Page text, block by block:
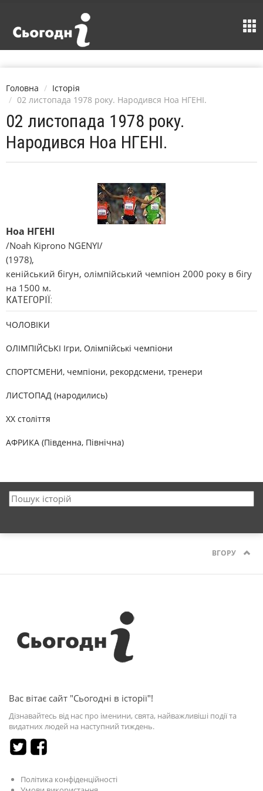
Головна
Історія
02 листопада 1978 року. Народився Ноа НГЕНІ.
02 листопада 1978 року.
Народився Ноа НГЕНІ.
Ноа НГЕНІ
/Noah Kiprono NGENYI/
(1978),
кенійський бігун, олімпійський чемпіон 2000 року в бігу
на 1500 м.
КАТЕГОРІЇ:
ЧОЛОВІКИ
ОЛІМПІЙСЬКІ Ігри, Олімпійські чемпіони
СПОРТСМЕНИ, чемпіони, рекордсмени, тренери
ЛИСТОПАД (народились)
XX століття
АФРИКА (Південна, Північна)
ВГОРУ
Вас вітає сайт "Сьогодні в історії"!
Дізнавайтесь від нас про іменини, свята, найважливіші події та
видатних людей на наступний тиждень.
Політика конфіденційності